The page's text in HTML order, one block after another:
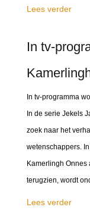
Lees verder
In tv-
In tv-programma
In de serie Jekels
zoek naar het
wetenschappers.
Kamerlingh Onnes
terugzien, wordt
Lees verder